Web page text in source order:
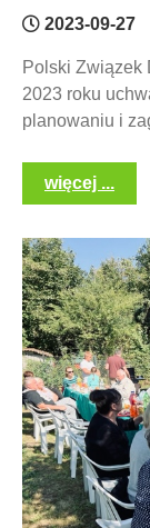
2023-09-27
Polski Związek
2023 roku
planowaniu i
więcej ...